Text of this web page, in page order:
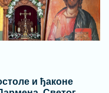
и ђаконе